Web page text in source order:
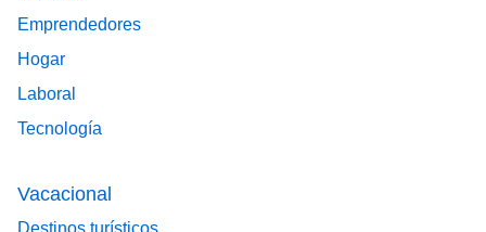
Emprendedores
Hogar
Laboral
Tecnología
Vacacional
Destinos turísticos